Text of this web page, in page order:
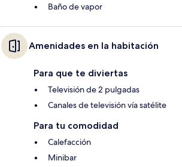
Baño de vapor
Amenidades en la habitación
Para que te diviertas
Televisión de 2 pulgadas
Canales de televisión vía satélite
Para tu comodidad
Calefacción
Minibar